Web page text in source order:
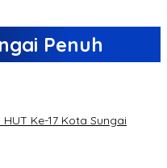
Penuh
Ke-17 Kota Sungai